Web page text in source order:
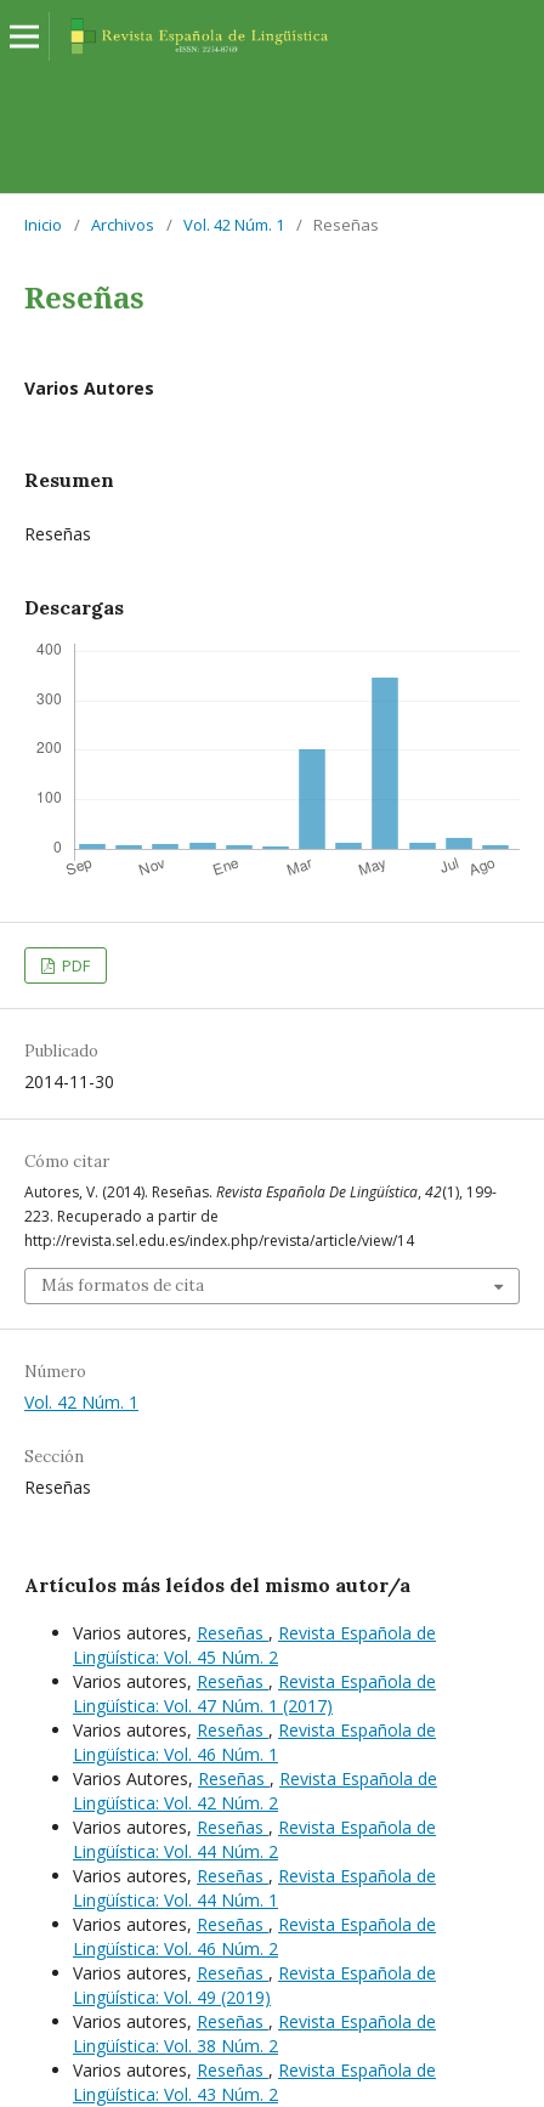
Inicio / Archivos / Vol. 42 Núm. 1 / Reseñas
Reseñas
Varios Autores
Resumen
Reseñas
Descargas
PDF
Publicado
2014-11-30
Cómo citar
Autores, V. (2014). Reseñas. Revista Española De Lingüística, 42(1), 199-
223. Recuperado a partir de
http://revista.sel.edu.es/index.php/revista/article/view/14
Más formatos de cita
Número
Vol. 42 Núm. 1
Sección
Reseñas
Artículos más leídos del mismo autor/a
Varios autores, Reseñas , Revista Española de
Lingüística: Vol. 45 Núm. 2
Varios autores, Reseñas , Revista Española de
Lingüística: Vol. 47 Núm. 1 (2017)
Varios autores, Reseñas , Revista Española de
Lingüística: Vol. 46 Núm. 1
Varios Autores, Reseñas , Revista Española de
Lingüística: Vol. 42 Núm. 2
Varios autores, Reseñas , Revista Española de
Lingüística: Vol. 44 Núm. 2
Varios autores, Reseñas , Revista Española de
Lingüística: Vol. 44 Núm. 1
Varios autores, Reseñas , Revista Española de
Lingüística: Vol. 46 Núm. 2
Varios autores, Reseñas , Revista Española de
Lingüística: Vol. 49 (2019)
Varios autores, Reseñas , Revista Española de
Lingüística: Vol. 38 Núm. 2
Varios autores, Reseñas , Revista Española de
Lingüística: Vol. 43 Núm. 2